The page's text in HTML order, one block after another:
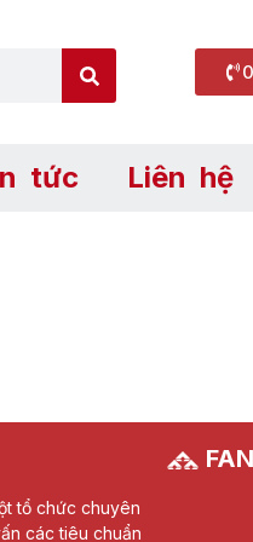
tức Liên hệ
tổ chức chuyên
các tiêu chuẩn